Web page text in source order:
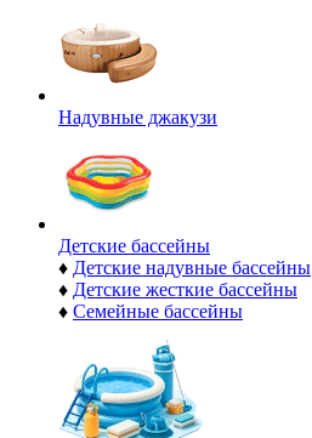
Надувные джакузи
Детские бассейны
♦ Детские надувные бассейны
♦ Детские жесткие бассейны
♦ Семейные бассейны